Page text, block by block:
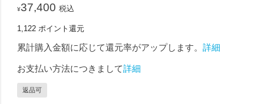
¥37,400 税込
1,122 ポイント還元
累計購入金額に応じて還元率がアップします。詳細
お支払い方法につきまして詳細
返品可